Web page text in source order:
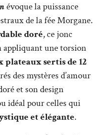
évoque la puissance
de la fée Morgane.
doré, ce jonc
appliquant une torsion
plateaux sertis de 12
des mystères d’amour
et son design
idéal pour celles qui
et élégante.